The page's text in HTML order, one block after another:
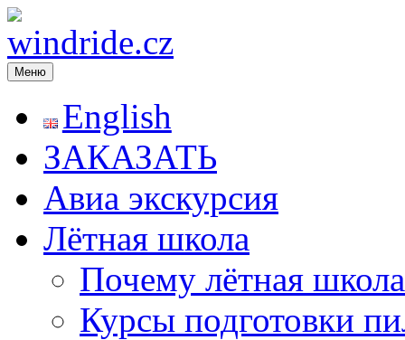
windride.cz
Лётная школа — Полеты на частном самолёте над Прагой.
экстрим. Лётное училище в Чехии
Меню
English
ЗАКАЗАТЬ
Авиа экскурсия
Лётная школа
Почему лётная
Курсы подготовки